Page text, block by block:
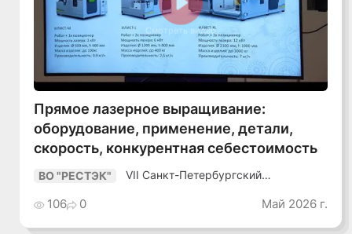
Смотреть видео
Прямое лазерное выращивание:
оборудование, применение, детали,
скорость, конкурентная себестоимость
ВО "РЕСТЭК"
VII Санкт-Петербургский
106 0 Май 2026 г.